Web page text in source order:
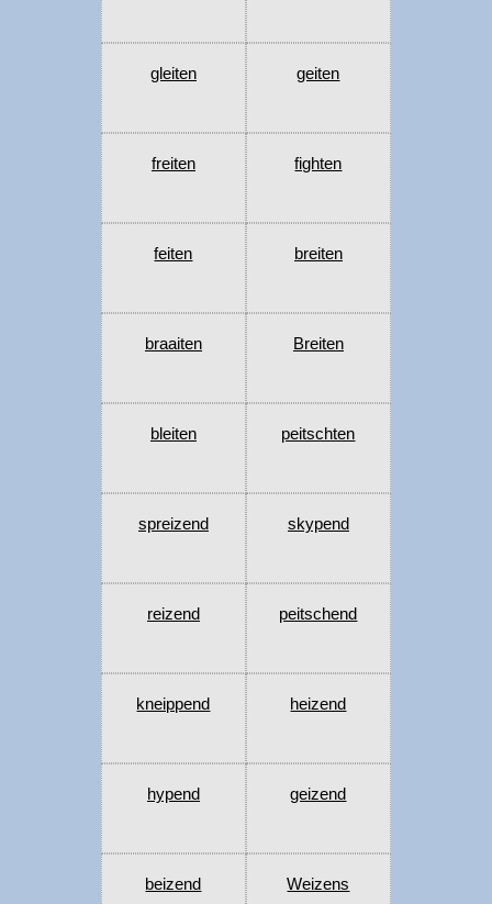
gleiten geiten
freiten fighten
feiten breiten
braaiten Breiten
bleiten peitschten
spreizend skypend
reizend peitschend
kneippend heizend
hypend geizend
beizend Weizens